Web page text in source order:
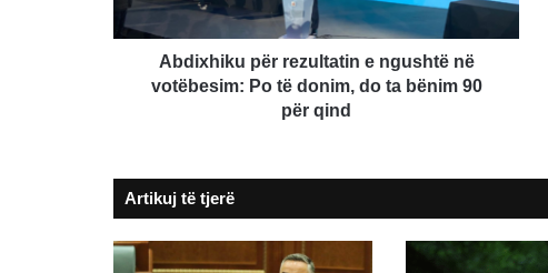
Po
të
për
qind
Abdixhiku për rezultatin e ngushtë në
votëbesim: Po të donim, do ta bënim 90
për qind
Artikuj të tjerë